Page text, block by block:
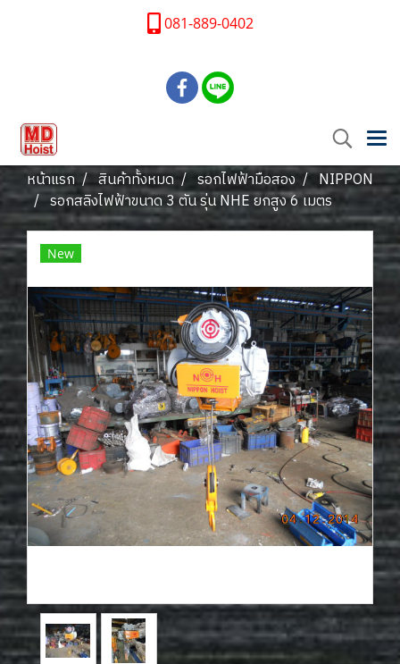
081-889-0402
หน้าแรก สินค้าทั้งหมด รอกไฟฟ้ามือสอง
NIPPON
รอกสลิงไฟฟ้าขนาด 3 ตัน รุ่น NHE ยกสูง 6 เมตร
New